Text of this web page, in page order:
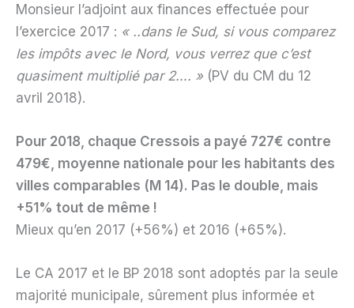
Monsieur l’adjoint aux finances effectuée pour
l’exercice 2017 : « ..dans le Sud, si vous comparez
les impôts avec le Nord, vous verrez que c’est
quasiment multiplié par 2…. » (PV du CM du 12
avril 2018).
Pour 2018, chaque Cressois a payé 727€ contre
479€, moyenne nationale pour les habitants des
villes comparables (M 14). Pas le double, mais
+51% tout de même !
Mieux qu’en 2017 (+56%) et 2016 (+65%).
Le CA 2017 et le BP 2018 sont adoptés par la seule
majorité municipale, sûrement plus informée et